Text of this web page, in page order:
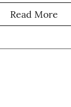
Read More